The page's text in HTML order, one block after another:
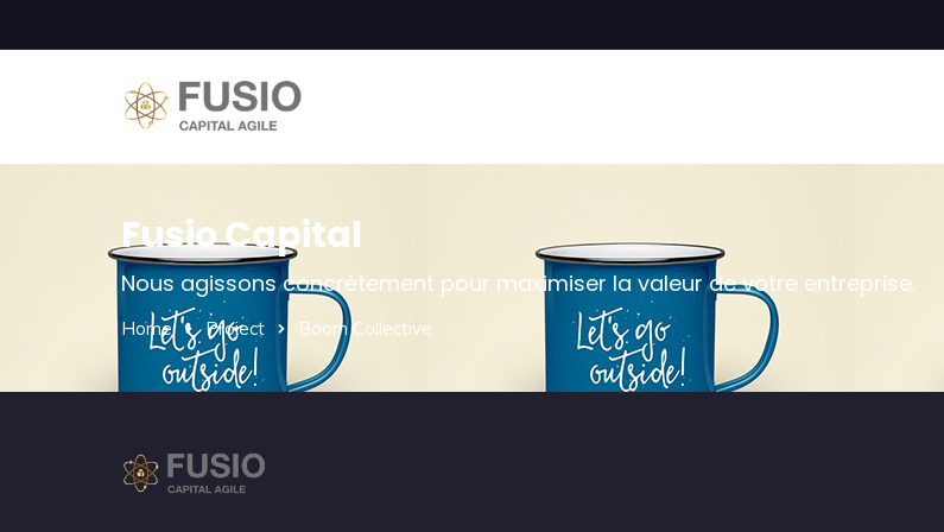
Fusio Capital
Nous agissons concrètement pour maximiser la valeur de votre entreprise.
Home Project Boom Collective